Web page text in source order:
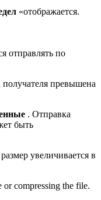
«отображается.
отправлять по
превышена
. Отправка
быть
увеличивается в
compressing the file.